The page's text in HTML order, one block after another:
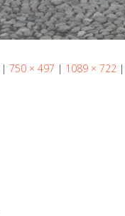
| 750 × 497 | 1089 × 722 |